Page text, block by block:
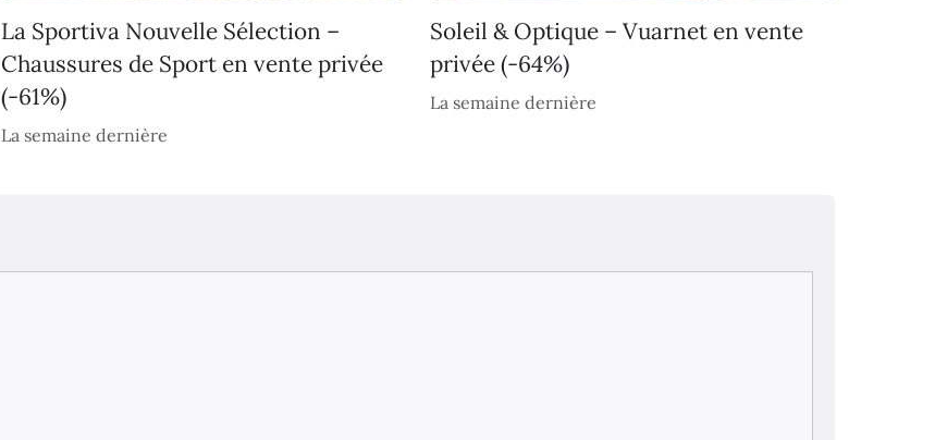
La Sportiva Nouvelle Sélection –
Chaussures de Sport en vente privée
(-61%)
La semaine dernière
Soleil & Optique – Vuarnet en vente
privée (-64%)
La semaine dernière